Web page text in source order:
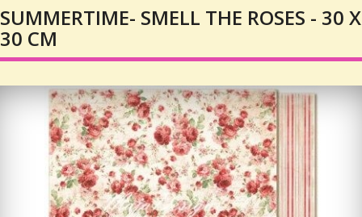
SUMMERTIME- SMELL THE ROSES - 30 X
30 CM